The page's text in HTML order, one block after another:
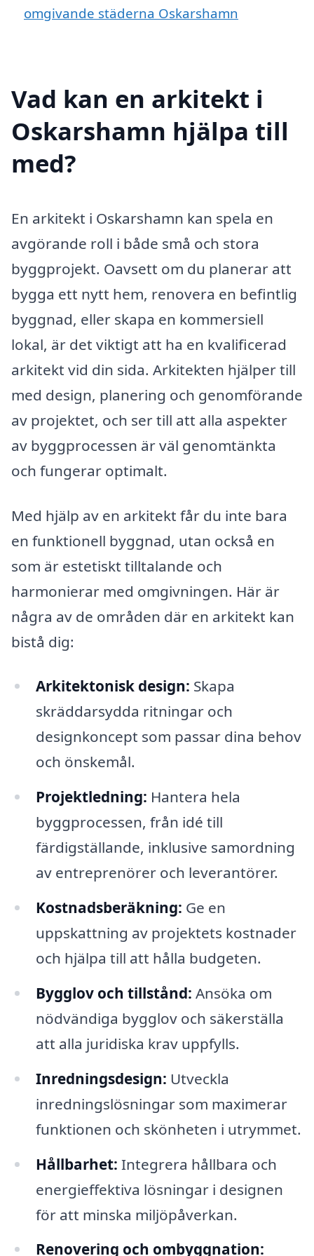
omgivande städerna Oskarshamn
Vad kan en arkitekt i
Oskarshamn hjälpa till
med?
En arkitekt i Oskarshamn kan spela en
avgörande roll i både små och stora
byggprojekt. Oavsett om du planerar att
bygga ett nytt hem, renovera en befintlig
byggnad, eller skapa en kommersiell
lokal, är det viktigt att ha en kvalificerad
arkitekt vid din sida. Arkitekten hjälper till
med design, planering och genomförande
av projektet, och ser till att alla aspekter
av byggprocessen är väl genomtänkta
och fungerar optimalt.
Med hjälp av en arkitekt får du inte bara
en funktionell byggnad, utan också en
som är estetiskt tilltalande och
harmonierar med omgivningen. Här är
några av de områden där en arkitekt kan
bistå dig:
Arkitektonisk design: Skapa
skräddarsydda ritningar och
designkoncept som passar dina behov
och önskemål.
Projektledning: Hantera hela
byggprocessen, från idé till
färdigställande, inklusive samordning
av entreprenörer och leverantörer.
Kostnadsberäkning: Ge en
uppskattning av projektets kostnader
och hjälpa till att hålla budgeten.
Bygglov och tillstånd: Ansöka om
nödvändiga bygglov och säkerställa
att alla juridiska krav uppfylls.
Inredningsdesign: Utveckla
inredningslösningar som maximerar
funktionen och skönheten i utrymmet.
Hållbarhet: Integrera hållbara och
energieffektiva lösningar i designen
för att minska miljöpåverkan.
Renovering och ombyggnation: